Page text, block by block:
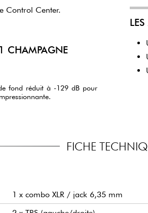
Control Center.
CHAMPAGNE
fond réduit à -129 dB pour
FICHE
1 x combo XLR / jack 6,35 mm